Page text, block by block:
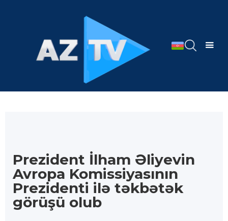
Prezident İlham Əliyevin
Avropa Komissiyasının
Prezidenti ilə təkbətək
görüşü olub